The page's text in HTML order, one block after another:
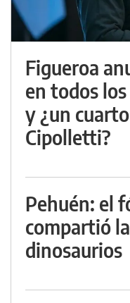
Figueroa
en todos
y ¿un
Cipolletti?
Pehuén: el
compartió
dinosaurios